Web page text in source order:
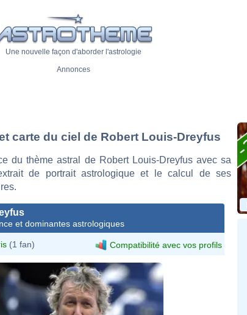
Une nouvelle façon d'aborder l'astrologie
Annonces
carte du ciel de Robert Louis-Dreyfus
du thème astral de Robert Louis-Dreyfus avec sa
de portrait astrologique et le calcul de ses
et dominantes astrologiques
(1 fan) Compatibilité avec vos profils